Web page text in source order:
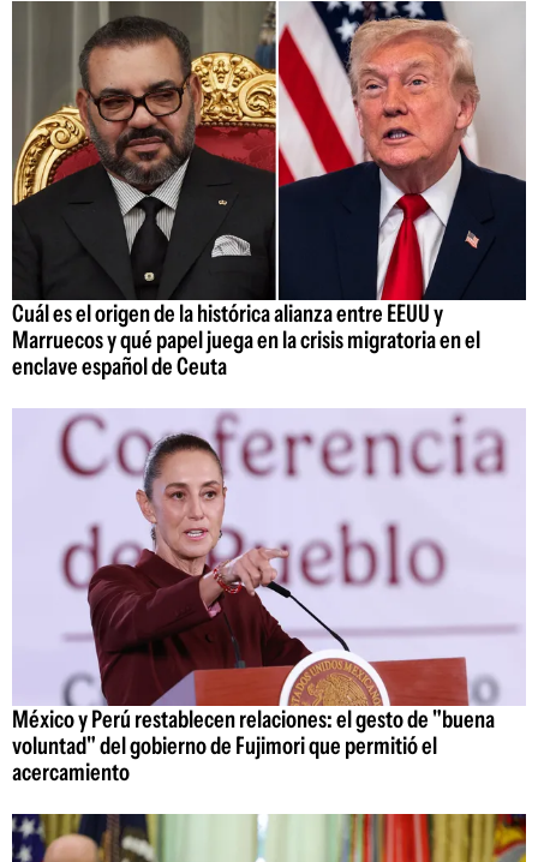
Cuál es el origen de la histórica alianza entre EEUU y
Marruecos y qué papel juega en la crisis migratoria en el
enclave español de Ceuta
México y Perú restablecen relaciones: el gesto de "buena
voluntad" del gobierno de Fujimori que permitió el
acercamiento